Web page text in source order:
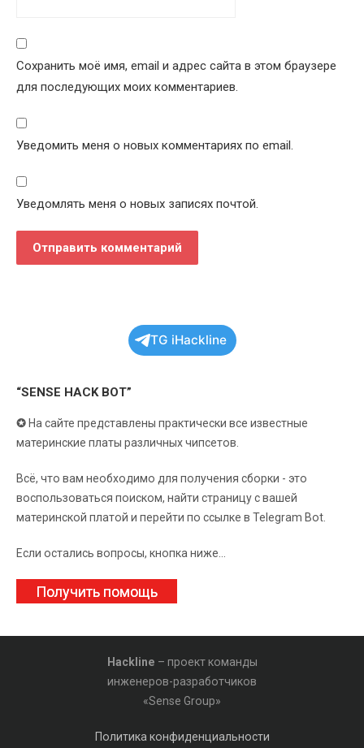
Сохранить моё имя, email и адрес сайта в этом браузере
для последующих моих комментариев.
Уведомить меня о новых комментариях по email.
Уведомлять меня о новых записях почтой.
TG iHackline
“SENSE HACK BOT”
✪ На сайте представлены практически все известные
материнские платы различных чипсетов.
Всё, что вам необходимо для получения сборки - это
воспользоваться поиском, найти страницу с вашей
материнской платой и перейти по ссылке в Telegram Bot.
Если остались вопросы, кнопка ниже...
Получить помощь
Hackline – проект команды
инженеров-разработчиков
«Sense Group»
Политика конфиденциальности